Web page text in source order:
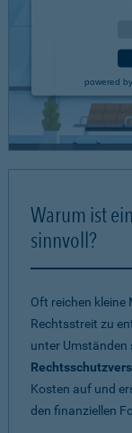
powered by
Warum ist
sinnvoll?
Oft reichen kleine
Rechtsstreit zu
unter Umständen
Kosten auf und
den finanziellen